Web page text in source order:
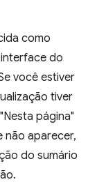
como
do
você estiver
tiver
página"
não aparecer,
do sumário